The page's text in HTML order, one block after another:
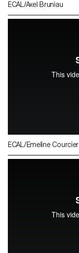
ECAL/Axel Bruniau
ECAL/Emeline Courcier